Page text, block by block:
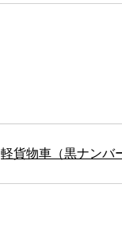
軽貨物車（黒ナンバ